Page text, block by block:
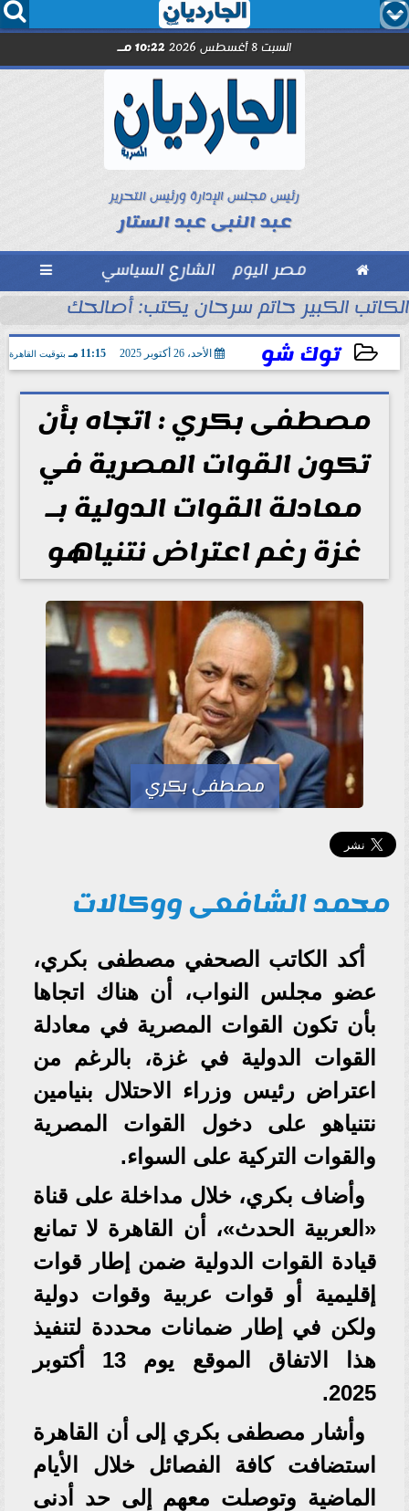
  
السبت 8 أغسطس 2026 10:22 مـ
رئيس مجلس الإدارة ورئيس التحرير
عبد النبى عبد الستار
 مصر اليوم الشارع السياسي 
الكاتب الكبير حاتم سرحان يكتب: أصالحك على إيه
توك شو الأحد، 26 أكتوبر 2025 11:15 مـ بتوقيت القاهرة
2025-10-26 23:15:38
مصطفى بكري : اتجاه بأن
تكون القوات المصرية في
معادلة القوات الدولية بـ
غزة رغم اعتراض نتنياهو
مصطفى بكري
محمد الشافعى ووكالات
أكد الكاتب الصحفي مصطفى بكري،
عضو مجلس النواب، أن هناك اتجاها
بأن تكون القوات المصرية في معادلة
القوات الدولية في غزة، بالرغم من
اعتراض رئيس وزراء الاحتلال بنيامين
نتنياهو على دخول القوات المصرية
والقوات التركية على السواء.
وأضاف بكري، خلال مداخلة على قناة
«العربية الحدث»، أن القاهرة لا تمانع
قيادة القوات الدولية ضمن إطار قوات
إقليمية أو قوات عربية وقوات دولية
ولكن في إطار ضمانات محددة لتنفيذ
هذا الاتفاق الموقع يوم 13 أكتوبر
2025.
وأشار مصطفى بكري إلى أن القاهرة
استضافت كافة الفصائل خلال الأيام
الماضية وتوصلت معهم إلى حد أدنى